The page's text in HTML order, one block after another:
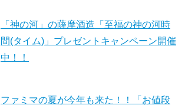
「神の河」の薩摩酒造「至福の神の河時
間(タイム)」プレゼントキャンペーン開催
中！！
ファミマの夏が今年も来た！！「お値段